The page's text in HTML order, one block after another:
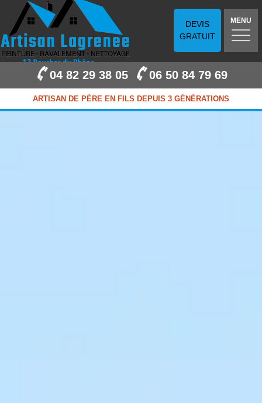
DEVIS
GRATUIT
MENU
04 82 29 38 05 06 50 84 79 69
ARTISAN DE PÈRE EN FILS DEPUIS 3 GÉNÉRATIONS